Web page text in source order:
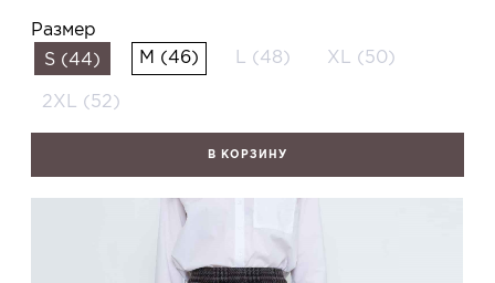
Размер
S (44)
M (46) L (48) XL (50)
2XL (52)
В КОРЗИНУ